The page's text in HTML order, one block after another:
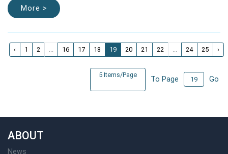
More >
‹ 1 2 ... 16 17 18 19 20 21 22 ... 24 25 ›
To Page Go
ABOUT
News